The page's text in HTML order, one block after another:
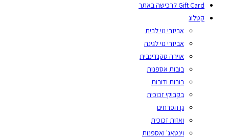
Gift Card לרכישה באתר
קטלוג
אביזרי נוי לבית
אביזרי נוי לגינה
אוירה סקנדינבית
בובות אספנות
בובות ודובות
בקבוקי זכוכית
גן הפרחים
ואזות זכוכית
וינטאג' ואספנות